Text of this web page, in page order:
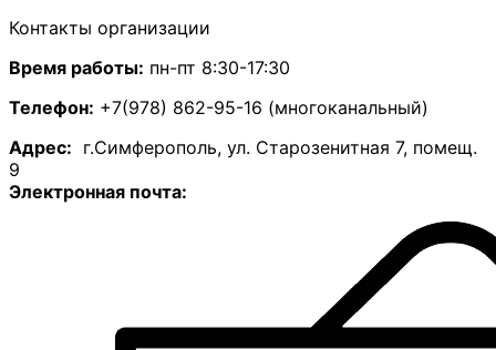
Контакты организации
Время работы: пн-пт 8:30-17:30
Телефон: +7(978) 862-95-16 (многоканальный)
Адрес: г.Симферополь, ул. Старозенитная 7, помещ.
9
Электронная почта: